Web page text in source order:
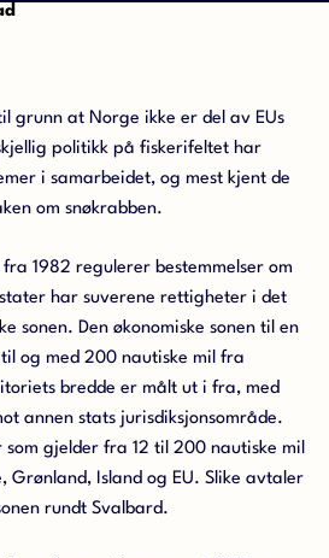
grunn at Norge ikke er del av EUs
politikk på fiskerifeltet har
i samarbeidet, og mest kjent de
om snøkrabben.
1982 regulerer bestemmelser om
har suverene rettigheter i det
sonen. Den økonomiske sonen til en
og med 200 nautiske mil fra
bredde er målt ut i fra, med
annen stats jurisdiksjonsområde.
gjelder fra 12 til 200 nautiske mil
Grønland, Island og EU. Slike avtaler
rundt Svalbard.